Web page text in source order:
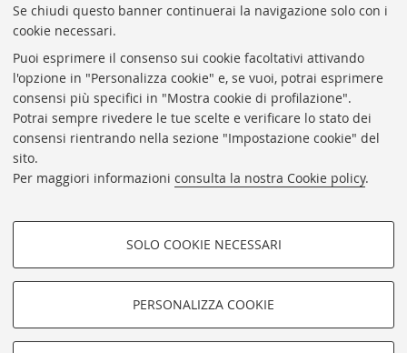
Se chiudi questo banner continuerai la navigazione solo con i
cookie necessari.
Puoi esprimere il consenso sui cookie facoltativi attivando
l'opzione in "Personalizza cookie" e, se vuoi, potrai esprimere
consensi più specifici in "Mostra cookie di profilazione".
Potrai sempre rivedere le tue scelte e verificare lo stato dei
consensi rientrando nella sezione "Impostazione cookie" del
sito.
Per maggiori informazioni consulta la nostra Cookie policy.
COOKIE DI PROFILAZIONE -
FACOLTATIVI
navigazione degli utenti, creare profili in base al loro comportamento
SOLO COOKIE NECESSARI
PERSONALIZZA COOKIE
Via Zamboni, 33/35 - 40126 Bologna (BO)
Tel. +39 051 2088306 - Fax +39 051 2088385
bub.info@unibo.it
bub.biblioteca@pec.unibo.it
Dove siamo
Orario dei servizi
Helpdesk
Rubrica di Ateneo
Privacy e note legali